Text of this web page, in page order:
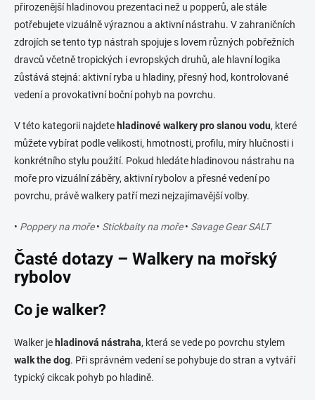
přirozenější hladinovou prezentaci než u popperů, ale stále
potřebujete vizuálně výraznou a aktivní nástrahu. V zahraničních
zdrojích se tento typ nástrah spojuje s lovem různých pobřežních
dravců včetně tropických i evropských druhů, ale hlavní logika
zůstává stejná: aktivní ryba u hladiny, přesný hod, kontrolované
vedení a provokativní boční pohyb na povrchu.
V této kategorii najdete hladinové walkery pro slanou vodu, které
můžete vybírat podle velikosti, hmotnosti, profilu, míry hlučnosti i
konkrétního stylu použití. Pokud hledáte hladinovou nástrahu na
moře pro vizuální záběry, aktivní rybolov a přesné vedení po
povrchu, právě walkery patří mezi nejzajímavější volby.
• Poppery na moře• Stickbaity na moře• Savage Gear SALT
Časté dotazy – Walkery na mořský
rybolov
Co je walker?
Walker jehladinová nástraha, která se vede po povrchu stylem
walk the dog. Při správném vedení se pohybuje do stran a vytváří
typický cikcak pohyb po hladině.